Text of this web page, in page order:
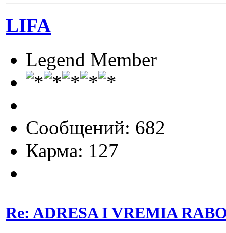
LIFA
Legend Member
Сообщений: 682
Карма: 127
Re: ADRESA I VREMIA